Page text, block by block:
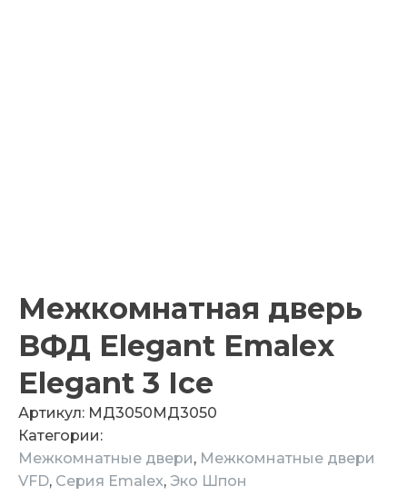
Межкомнатная дверь
ВФД Elegant Emalex
Elegant 3 Ice
Артикул: МД3050 МД3050
Категории:
Межкомнатные двери, Межкомнатные двери
VFD, Серия Emalex, Эко Шпон